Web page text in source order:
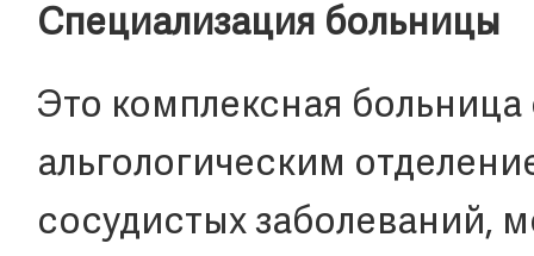
Специализация больницы
Это комплексная
альгологическим
сосудистых заболеваний,